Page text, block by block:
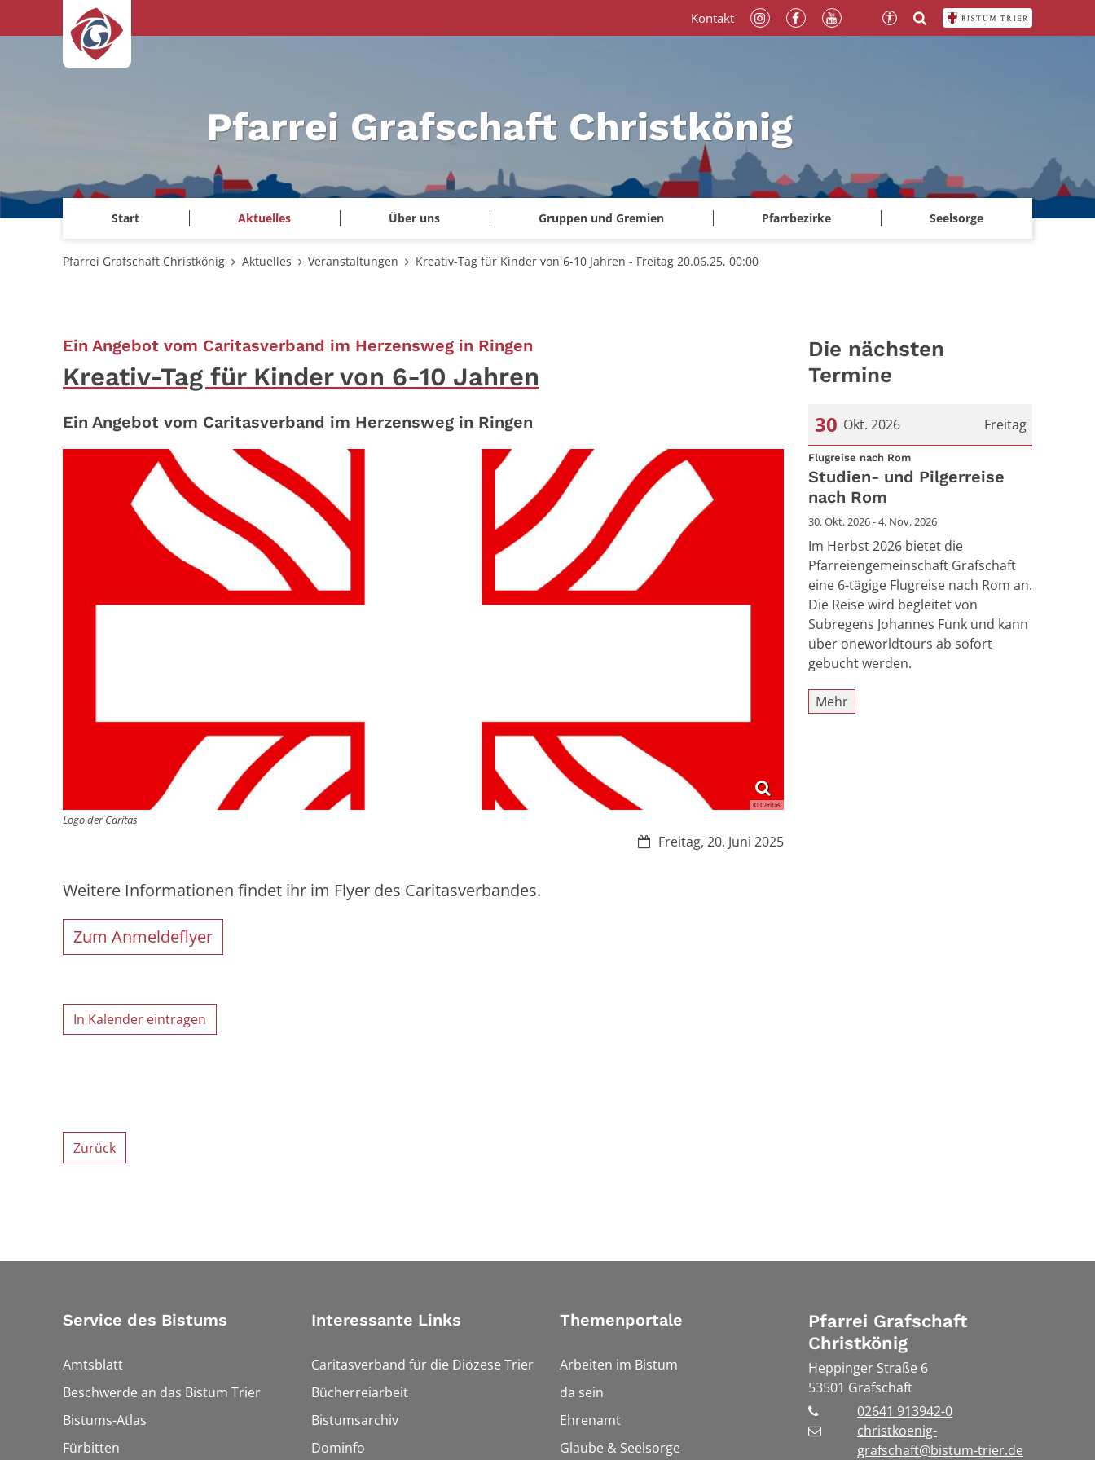
Zum Inhalt springen
Pfarrei Grafschaft Christkönig
Start Aktuelles Über uns Gruppen und Gremien Pfarrbezirke Seelsorge
Kontakt
Pfarrei Grafschaft Christkönig Aktuelles Veranstaltungen Kreativ-Tag für Kinder von 6-10 Jahren - Freitag 20.06.25, 00:00
Ein Angebot vom Caritasverband im Herzensweg in Ringen
Kreativ-Tag für Kinder von 6-10 Jahren
Ein Angebot vom Caritasverband im Herzensweg in Ringen
© Caritas
Logo der Caritas
Datum:Freitag, 20. Juni 2025
Weitere Informationen findet ihr im Flyer des Caritasverbandes.
Zum Anmeldeflyer
In Kalender eintragen
Die nächsten
Termine
Freitag
30 Okt. 2026
Datum: 30. Oktober 2026
Flugreise nach Rom:
Studien- und Pilgerreise
nach Rom
30. Okt. 2026 - 4. Nov. 2026
Im Herbst 2026 bietet die
Pfarreiengemeinschaft Grafschaft
eine 6-tägige Flugreise nach Rom an.
Die Reise wird begleitet von
Subregens Johannes Funk und kann
über oneworldtours ab sofort
gebucht werden.
Mehr
Zurück
Service des Bistums
Amtsblatt
Beschwerde an das Bistum Trier
Bistums-Atlas
Fürbitten
Interessante Links
Caritasverband für die Diözese Trier
Bücherreiarbeit
Bistumsarchiv
Dominfo
Themenportale
Arbeiten im Bistum
da sein
Ehrenamt
Glaube & Seelsorge
Pfarrei Grafschaft
Christkönig
Heppinger Straße 6
53501 Grafschaft
02641 913942-0
christkoenig-
grafschaft@bistum-trier.de